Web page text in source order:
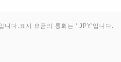
니다.표시 요금의 통화는 ' JPY'입니다.